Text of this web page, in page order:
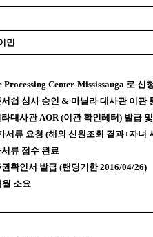
민
Processing Center-Mississauga 로 신
쉽 심사 승인 & 마닐라 대사관 이관
라대사관AOR (이관 확인레터) 발급 및
서류 요청 (해외 신원조회 결과+자녀
류 접수 완료
확인서 발급 (랜딩기한2016/04/26)
월 소요